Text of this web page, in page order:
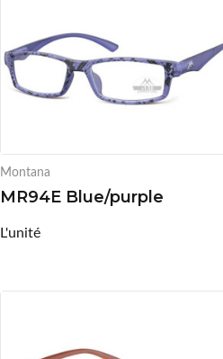
Montana
MR94E Blue/purple
L'unité